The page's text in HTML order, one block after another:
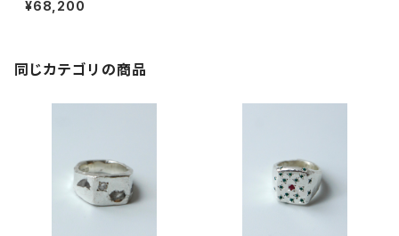
¥68,200
同じカテゴリの商品